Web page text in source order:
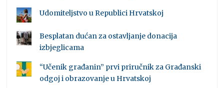
Udomiteljstvo u Republici Hrvatskoj
Besplatan dućan za ostavljanje donacija
izbjeglicama
“Učenik građanin” prvi priručnik za Građanski
odgoj i obrazovanje u Hrvatskoj